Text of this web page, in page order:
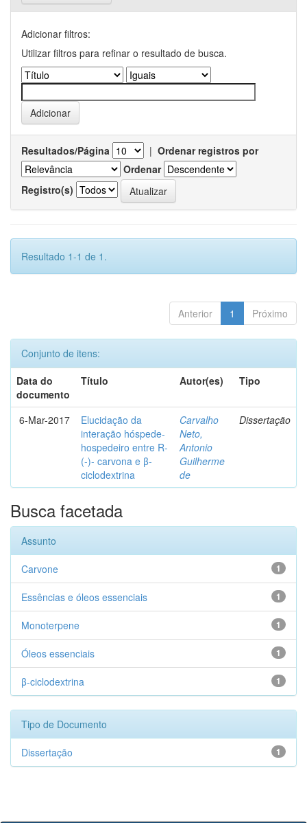
Adicionar filtros:
Utilizar filtros para refinar o resultado de busca.
Resultados/Página | Ordenar registros por
Ordenar
Registro(s)
Resultado 1-1 de 1.
Anterior 1 Próximo
Conjunto de itens:
Data do
documento
Título Autor(es) Tipo
6-Mar-2017
Elucidação da
interação hóspede-
hospedeiro entre R-
(-)- carvona e β-
ciclodextrina
Carvalho
Neto,
Antonio
Guilherme
de
Dissertação
Busca facetada
Assunto
1
Carvone
1
Essências e óleos essenciais
1
Monoterpene
1
Óleos essenciais
1
β-ciclodextrina
Tipo de Documento
1
Dissertação